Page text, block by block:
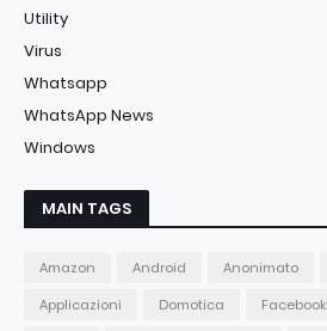
Utility
Virus
Whatsapp
WhatsApp News
Windows
MAIN TAGS
Amazon Android Anonimato
Applicazioni
Domotica Facebook